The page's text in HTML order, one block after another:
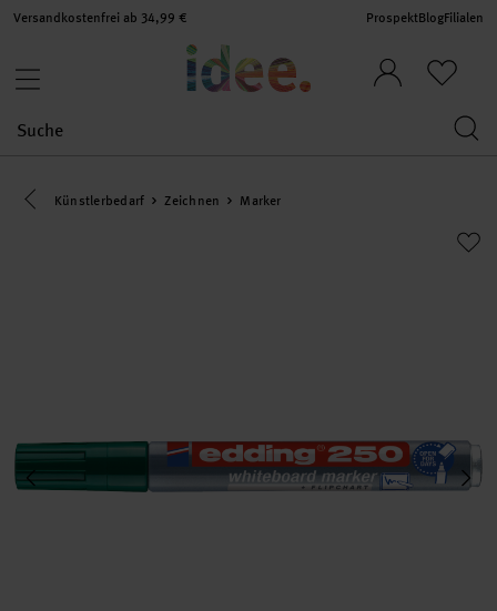
Versandkostenfrei ab 34,99 € ProspektBlogFilialen
Eine Kategorie zurück navigieren
Künstlerbedarf Zeichnen Marker